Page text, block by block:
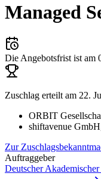
Managed
Die Angebotsfrist ist am
Zuschlag erteilt am 22.
ORBIT
shiftavenue GmbH
Zur
Auftraggeber
Deutscher